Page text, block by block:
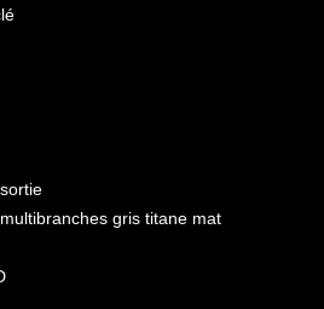
gris titane mat